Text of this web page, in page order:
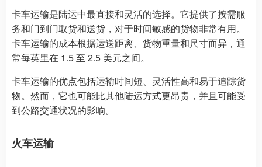
卡车运输是陆运中最直接和灵活的选择。它提供了按需服
务和门到门取货和送货，对于时间敏感的货物非常有用。
卡车运输的成本根据运送距离、货物重量和尺寸而异，通
常每英里在 1.5 至 2.5 美元之间。
卡车运输的优点包括运输时间短、灵活性高和易于追踪货
物。然而，它也可能比其他陆运方式更昂贵，并且可能受
到公路交通状况的影响。
火车运输